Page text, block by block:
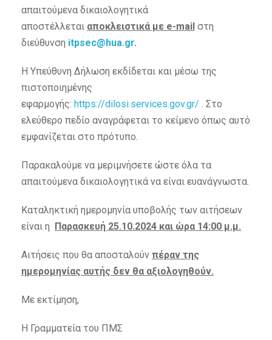
απαιτούμενα δικαιολογητικά
αποστέλλεται αποκλειστικά με e-mail στη
διεύθυνση itpsec@hua.gr.
Η Υπεύθυνη Δήλωση εκδίδεται και μέσω της
πιστοποιημένης
εφαρμογής: https://dilosi.services.gov.gr/ . Στο
ελεύθερο πεδίο αναγράφεται το κείμενο όπως αυτό
εμφανίζεται στο πρότυπο.
Παρακαλούμε να μεριμνήσετε ώστε όλα τα
απαιτούμενα δικαιολογητικά να είναι ευανάγνωστα.
Καταληκτική ημερομηνία υποβολής των αιτήσεων
είναι η Παρασκευή 25.10.2024 και ώρα 14:00 μ.μ.
Αιτήσεις που θα αποσταλούν πέραν της
ημερομηνίας αυτής δεν θα αξιολογηθούν.
Με εκτίμηση,
Η Γραμματεία του ΠΜΣ